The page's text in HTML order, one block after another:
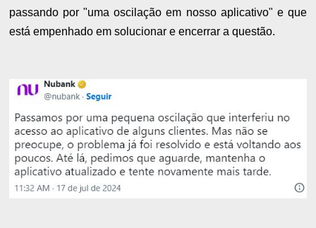
passando por "uma oscilação em nosso aplicativo" e que
está empenhado em solucionar e encerrar a questão.